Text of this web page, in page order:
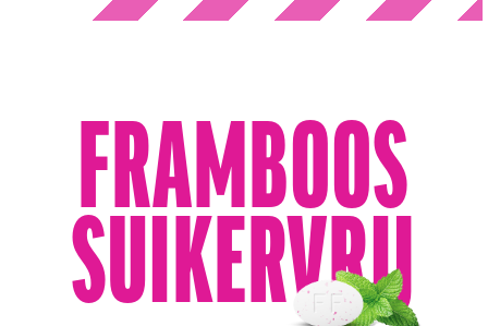
FRAMBOOS
SUIKERVRIJ